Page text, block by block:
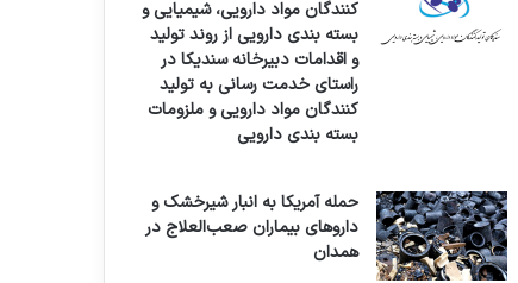
کنندگان مواد دارویی، شیمیایی و
بسته بندی دارویی از روند تولید
و اقدامات دبیرخانه سندیکا در
راستای خدمت رسانی به تولید
کنندگان مواد دارویی و ملزومات
بسته بندی دارویی
حمله آمریکا به انبار شیرخشک و
داروهای بیماران صعب‌العلاج در
همدان